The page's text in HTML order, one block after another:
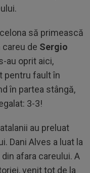
să primească
careu de Sergio
au oprit aici,
pentru fault în
în partea stângă,
3-3!
au preluat
Dani Alves a luat la
afara careului. A
venit tot de la